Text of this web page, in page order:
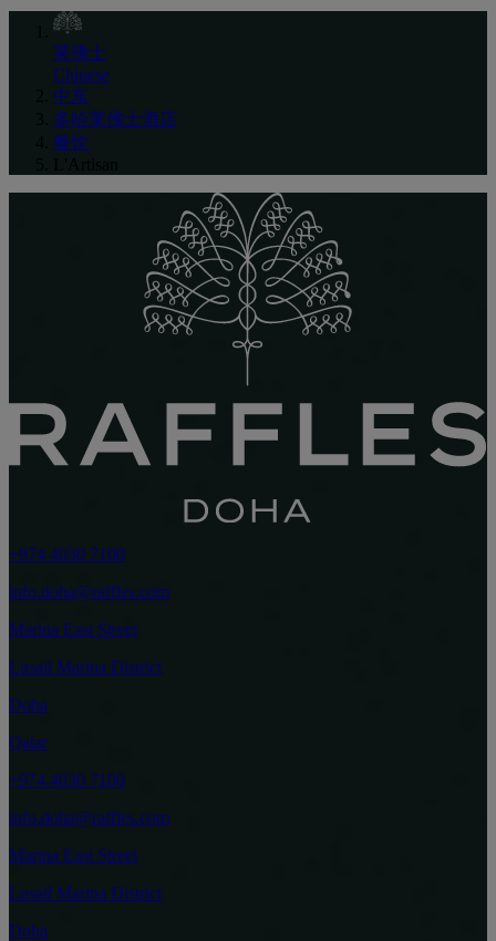
莱佛士
Chinese
中东
多哈莱佛士酒店
餐饮
+974 4030 7100
info.doha@raffles.com
Marina East Street
Lusail Marina District
Doha
Qatar
+974 4030 7100
info.doha@raffles.com
Marina East Street
Lusail Marina District
Doha